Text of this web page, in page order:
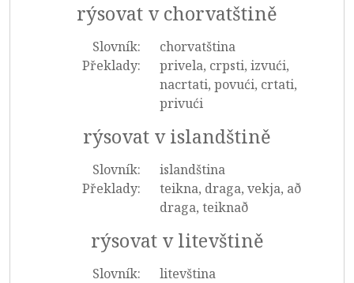
rýsovat v chorvatštině
Slovník:
chorvatština
Překlady:
privela, crpsti, izvući,
nacrtati, povući, crtati,
privući
rýsovat v islandštině
Slovník:
islandština
Překlady:
teikna, draga, vekja, að
draga, teiknað
rýsovat v litevštině
Slovník:
litevština